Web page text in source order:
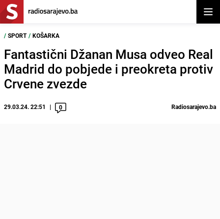
/ SPORT / KOŠARKA
Fantastični Džanan Musa odveo Real
Madrid do pobjede i preokreta protiv
Crvene zvezde
29.03.24. 22:51 0 Radiosarajevo.ba